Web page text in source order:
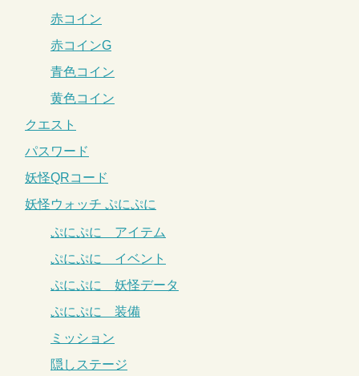
赤コイン
赤コインG
青色コイン
黄色コイン
クエスト
パスワード
妖怪QRコード
妖怪ウォッチ ぷにぷに
ぷにぷに アイテム
ぷにぷに イベント
ぷにぷに 妖怪データ
ぷにぷに 装備
ミッション
隠しステージ